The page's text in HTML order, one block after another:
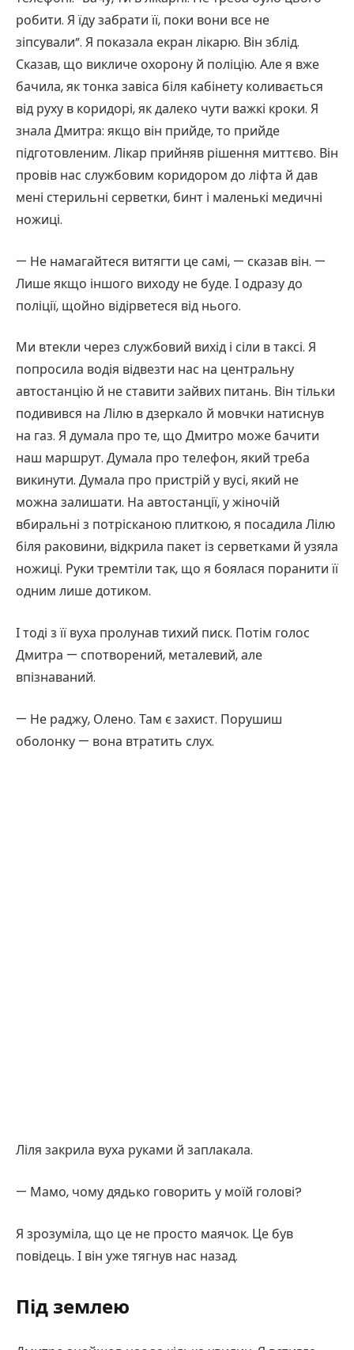
робити. Я їду забрати її, поки вони все не
зіпсували”. Я показала екран лікарю. Він зблід.
Сказав, що викличе охорону й поліцію. Але я вже
бачила, як тонка завіса біля кабінету коливається
від руху в коридорі, як далеко чути важкі кроки. Я
знала Дмитра: якщо він прийде, то прийде
підготовленим. Лікар прийняв рішення миттєво. Він
провів нас службовим коридором до ліфта й дав
мені стерильні серветки, бинт і маленькі медичні
ножиці.
— Не намагайтеся витягти це самі, — сказав він. —
Лише якщо іншого виходу не буде. І одразу до
поліції, щойно відірветеся від нього.
Ми втекли через службовий вихід і сіли в таксі. Я
попросила водія відвезти нас на центральну
автостанцію й не ставити зайвих питань. Він тільки
подивився на Лілю в дзеркало й мовчки натиснув
на газ. Я думала про те, що Дмитро може бачити
наш маршрут. Думала про телефон, який треба
викинути. Думала про пристрій у вусі, який не
можна залишати. На автостанції, у жіночій
вбиральні з потрісканою плиткою, я посадила Лілю
біля раковини, відкрила пакет із серветками й узяла
ножиці. Руки тремтіли так, що я боялася поранити її
одним лише дотиком.
І тоді з її вуха пролунав тихий писк. Потім голос
Дмитра — спотворений, металевий, але
впізнаваний.
— Не раджу, Олено. Там є захист. Порушиш
оболонку — вона втратить слух.
Ліля закрила вуха руками й заплакала.
— Мамо, чому дядько говорить у моїй голові?
Я зрозуміла, що це не просто маячок. Це був
повідець. І він уже тягнув нас назад.
Під землею